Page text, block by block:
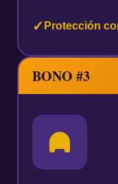
Protección
BONO #3